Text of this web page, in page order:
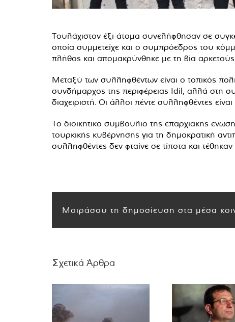
Τουλάχιστον έξι άτομα συνελήφθησαν σε
οποία συμμετείχε και ο συμπρόεδρος του
πλήθος και απομακρύνθηκε με τη βία
Μεταξύ των συλληφθέντων είναι ο τοπικός
συνδήμαρχος της περιφέρειας Idil, αλλά στη
διαχειριστή. Οι άλλοι πέντε συλληφθέντες
Το διοικητικό συμβούλιο της επαρχιακής
τουρκικής κυβέρνησης για τη δημοκρατική
συλληφθέντες δεν φταίνε σε τίποτα και
Μοιράσου τη δημοσίευση στα μέσα
Σχετικά Άρθρα